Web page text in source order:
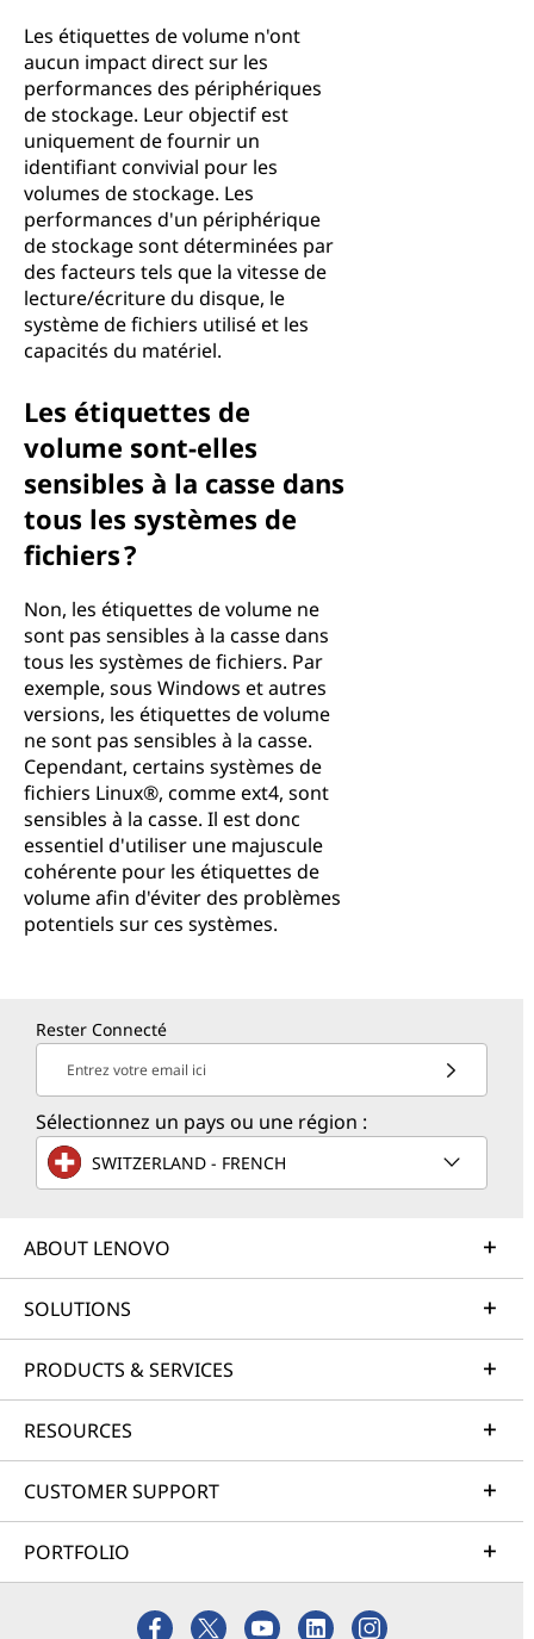
Les étiquettes de volume n'ont
aucun impact direct sur les
performances des périphériques
de stockage. Leur objectif est
uniquement de fournir un
identifiant convivial pour les
volumes de stockage. Les
performances d'un périphérique
de stockage sont déterminées par
des facteurs tels que la vitesse de
lecture/écriture du disque, le
système de fichiers utilisé et les
capacités du matériel.
Les étiquettes de
volume sont-elles
sensibles à la casse dans
tous les systèmes de
fichiers ?
Non, les étiquettes de volume ne
sont pas sensibles à la casse dans
tous les systèmes de fichiers. Par
exemple, sous Windows et autres
versions, les étiquettes de volume
ne sont pas sensibles à la casse.
Cependant, certains systèmes de
fichiers Linux®, comme ext4, sont
sensibles à la casse. Il est donc
essentiel d'utiliser une majuscule
cohérente pour les étiquettes de
volume afin d'éviter des problèmes
potentiels sur ces systèmes.
Rester Connecté
Entrez votre email ici
Sélectionnez un pays ou une région :
SWITZERLAND - FRENCH
ABOUT LENOVO
SOLUTIONS
PRODUCTS & SERVICES
RESOURCES
CUSTOMER SUPPORT
PORTFOLIO